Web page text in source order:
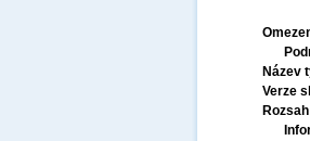
Název
Verze